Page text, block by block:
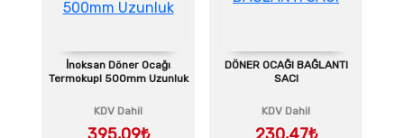
İnoksan Döner Ocağı
Termokupl 500mm Uzunluk
KDV Dahil
DÖNER OCAĞI BAĞLANTI
SACI
KDV Dahil